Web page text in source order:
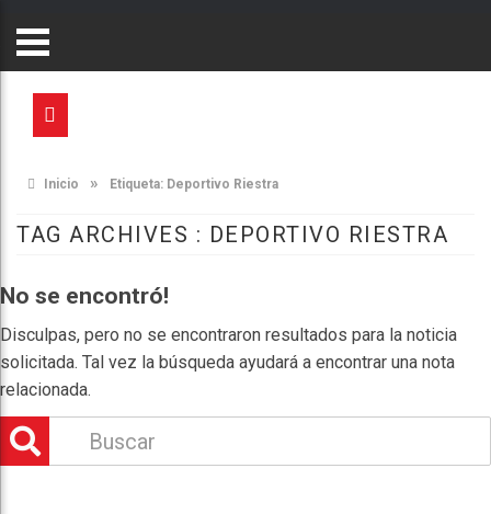
Inicio » Etiqueta: Deportivo Riestra
TAG ARCHIVES : DEPORTIVO RIESTRA
No se encontró!
Disculpas, pero no se encontraron resultados para la noticia
solicitada. Tal vez la búsqueda ayudará a encontrar una nota
relacionada.